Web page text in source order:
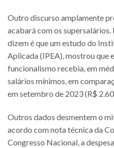
Outro discurso amplamente
acabará com os
dizem é que um estudo do
Aplicada (IPEA), mostrou que
funcionalismo recebia, em
salários mínimos, em
em setembro de 2023 (R$
Outros dados desmentem o
acordo com nota técnica da
Congresso Nacional, a